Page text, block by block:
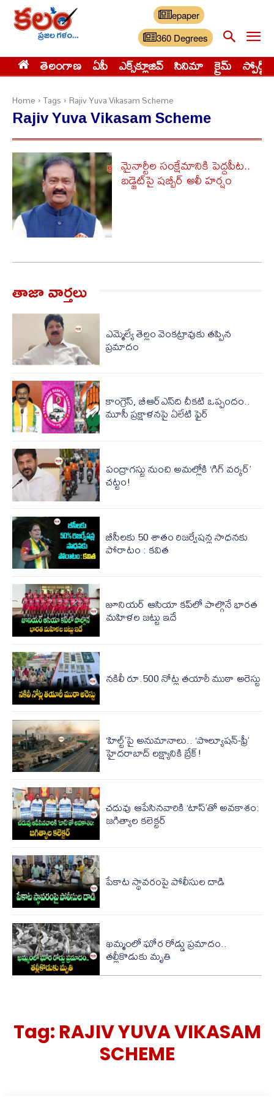
epaper
360 Degrees
తెలంగాణ ఏపీ ఎక్స్‌క్లూజివ్‌ సినిమా క్రైమ్ స్పోర్ట్స్
Home Tags Rajiv Yuva Vikasam Scheme
Rajiv Yuva Vikasam Scheme
మైనార్టీల సంక్షేమానికి పెద్దపీట..
బడ్జెట్‌పై షబ్బీర్ అలీ హర్షం
తాజా వార్త‌లు
ఎమ్మెల్యే తెల్లం వెంకట్రావుకు తప్పిన
ప్రమాదం
కాంగ్రెస్, బీఆర్ఎస్‌ది చీకటి ఒప్పందం..
మూసీ ప్రక్షాళనపై ఏలేటి ఫైర్
పంద్రాగస్టు నుంచి అమల్లోకి ‘గిగ్ వర్కర్’
చట్టం!
బీసీలకు 50 శాతం రిజర్వేషన్ల సాధనకు
పోరాటం : కవిత
జూనియర్ ఆసియా కప్‌లో పాల్గొనే భారత
మహిళల జట్టు ఇదే
నకిలీ రూ.500 నోట్ల తయారీ ముఠా అరెస్టు
‘హిల్ట్‌’పై అనుమానాలు.. ‘పొల్యూషన్-ఫ్రీ’
హైదరాబాద్ లక్ష్యానికి బ్రేక్!
చదువు ఆపేసినవారికి ‘టాస్‌’తో అవకాశం:
జగిత్యాల కలెక్టర్
పేకాట స్థావరంపై పోలీసుల‌ దాడి
ఖమ్మంలో ఘోర రోడ్డు ప్రమాదం..
తల్లీకొడుకు మృతి
Tag: RAJIV YUVA VIKASAM
SCHEME